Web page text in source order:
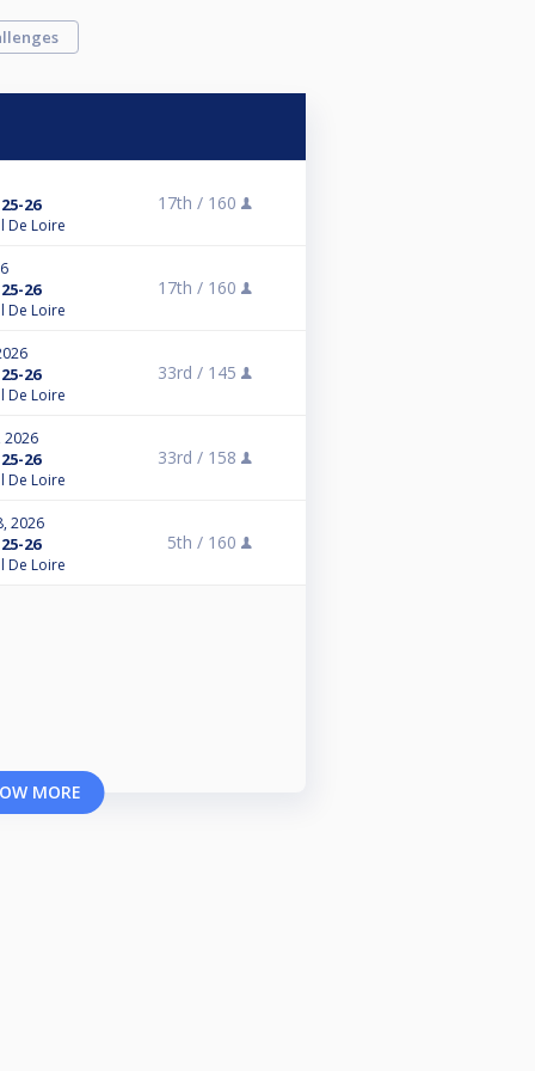
26
De Loire
17th / 160
26
De Loire
17th / 160
26
De Loire
33rd / 145
2026
26
De Loire
33rd / 158
2026
26
De Loire
5th / 160
MORE